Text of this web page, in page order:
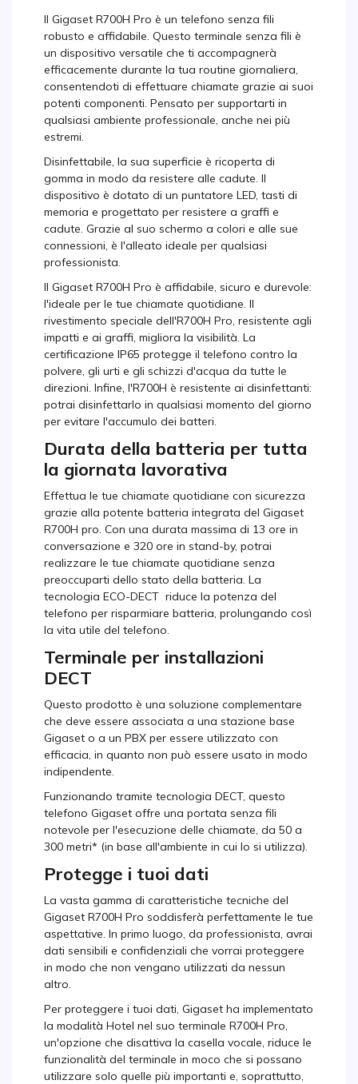
Il Gigaset R700H Pro è un telefono senza fili
robusto e affidabile. Questo terminale senza fili è
un dispositivo versatile che ti accompagnerà
efficacemente durante la tua routine giornaliera,
consentendoti di effettuare chiamate grazie ai suoi
potenti componenti. Pensato per supportarti in
qualsiasi ambiente professionale, anche nei più
estremi.
Disinfettabile, la sua superficie è ricoperta di
gomma in modo da resistere alle cadute. Il
dispositivo è dotato di un puntatore LED, tasti di
memoria e progettato per resistere a graffi e
cadute. Grazie al suo schermo a colori e alle sue
connessioni, è l'alleato ideale per qualsiasi
professionista.
Il Gigaset R700H Pro è affidabile, sicuro e durevole:
l'ideale per le tue chiamate quotidiane. Il
rivestimento speciale dell'R700H Pro, resistente agli
impatti e ai graffi, migliora la visibilità. La
certificazione IP65 protegge il telefono contro la
polvere, gli urti e gli schizzi d'acqua da tutte le
direzioni. Infine, l'R700H è resistente ai disinfettanti:
potrai disinfettarlo in qualsiasi momento del giorno
per evitare l'accumulo dei batteri.
Durata della batteria per tutta
la giornata lavorativa
Effettua le tue chiamate quotidiane con sicurezza
grazie alla potente batteria integrata del Gigaset
R700H pro. Con una durata massima di 13 ore in
conversazione e 320 ore in stand-by, potrai
realizzare le tue chiamate quotidiane senza
preoccuparti dello stato della batteria. La
tecnologia ECO-DECT riduce la potenza del
telefono per risparmiare batteria, prolungando così
la vita utile del telefono.
Terminale per installazioni
DECT
Questo prodotto è una soluzione complementare
che deve essere associata a una stazione base
Gigaset o a un PBX per essere utilizzato con
efficacia, in quanto non può essere usato in modo
indipendente.
Funzionando tramite tecnologia DECT, questo
telefono Gigaset offre una portata senza fili
notevole per l'esecuzione delle chiamate, da 50 a
300 metri* (in base all'ambiente in cui lo si utilizza).
Protegge i tuoi dati
La vasta gamma di caratteristiche tecniche del
Gigaset R700H Pro soddisferà perfettamente le tue
aspettative. In primo luogo, da professionista, avrai
dati sensibili e confidenziali che vorrai proteggere
in modo che non vengano utilizzati da nessun
altro.
Per proteggere i tuoi dati, Gigaset ha implementato
la modalità Hotel nel suo terminale R700H Pro,
un'opzione che disattiva la casella vocale, riduce le
funzionalità del terminale in moco che si possano
utilizzare solo quelle più importanti e, soprattutto,